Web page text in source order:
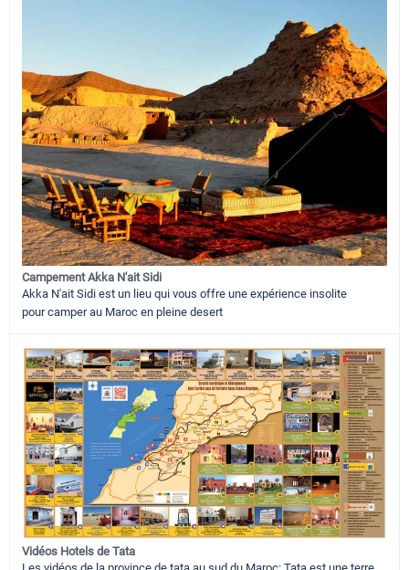
Campement Akka N'ait Sidi
Akka N'ait Sidi est un lieu qui vous offre une expérience insolite
pour camper au Maroc en pleine desert
Vidéos Hotels de Tata